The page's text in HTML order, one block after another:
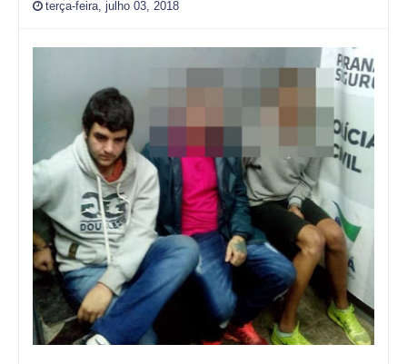
terça-feira, julho 03, 2018